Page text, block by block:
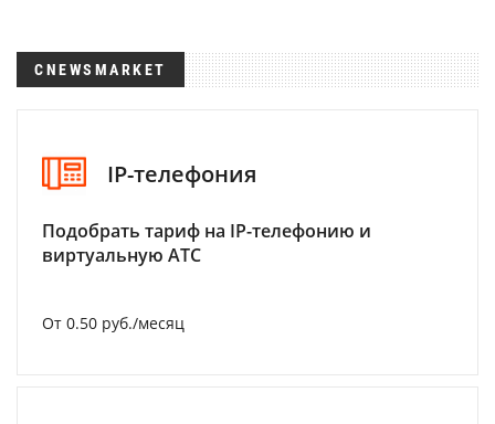
CNEWSMARKET
IP-телефония
Подобрать тариф на IP-телефонию и
виртуальную АТС
От 0.50 руб./месяц